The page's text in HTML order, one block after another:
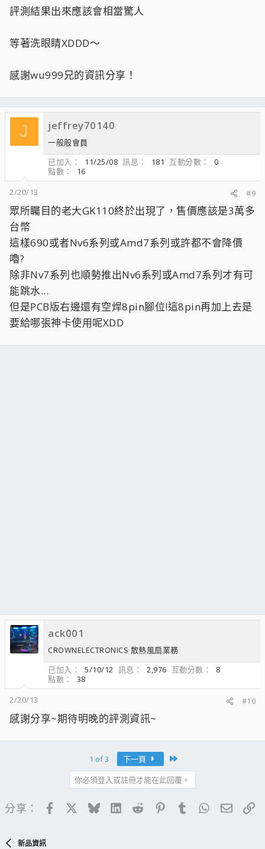
評測結果出來應該會相當驚人
等著洗眼睛XDDD～
感謝wu999兄的資訊分享！
J jeffrey70140
一般般會員
已加入
11/25/08 訊息 181 互動分數
0
點數
16
2/20/13
#9
眾所矚目的老大GK110終於出現了，售價應該是3萬多
台幣
這樣690或者Nv6系列或Amd7系列或許都不會降價
嚕?
除非Nv7系列也順勢推出Nv6系列或Amd7系列才有可
能跳水...
但是PCB版右邊還有空焊8pin腳位!這8pin再加上去是
要給哪張神卡使用呢XDD
ack001
CROWNELECTRONICS 散熱風扇業務
已加入
5/10/12 訊息 2,976 互動分數
8
點數
38
2/20/13
#10
感謝分享~期待明晚的評測資訊~
1 of 3 下一頁
你必須登入或註冊才能在此回覆。
分享： FacebookBlueskyLinkedIn
Reddit PinterestTumblrWhatsApp
電子
新品資訊